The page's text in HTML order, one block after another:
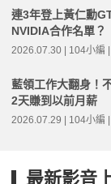
連3年登上黃仁勳
NVIDIA合作名單？
2026.07.30 | 104小編
藍領工作大翻身！
2天賺到以前月薪
2026.07.29 | 104小編
最新影音